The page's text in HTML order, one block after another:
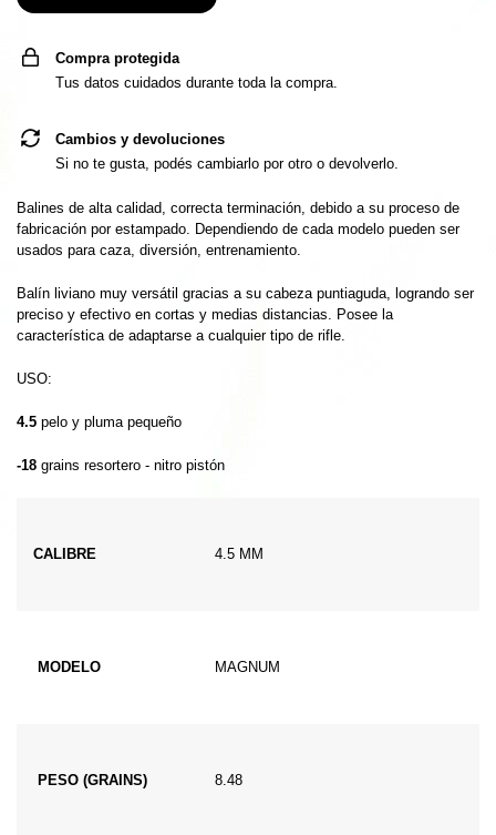
Compra protegida
Tus datos cuidados durante toda la compra.
Cambios y devoluciones
Si no te gusta, podés cambiarlo por otro o devolverlo.
Balines de alta calidad, correcta terminación, debido a su proceso de
fabricación por estampado. Dependiendo de cada modelo pueden ser
usados para caza, diversión, entrenamiento.
Balín liviano muy versátil gracias a su cabeza puntiaguda, logrando ser
preciso y efectivo en cortas y medias distancias. Posee la
característica de adaptarse a cualquier tipo de rifle.
USO:
4.5 pelo y pluma pequeño
-18 grains resortero - nitro pistón
CALIBRE 4.5 MM
MODELO MAGNUM
PESO (GRAINS) 8.48